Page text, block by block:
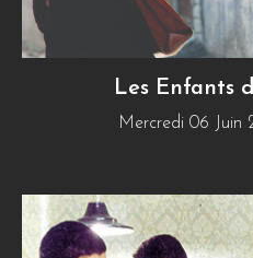
Les Enfants
Mercredi 06 Juin